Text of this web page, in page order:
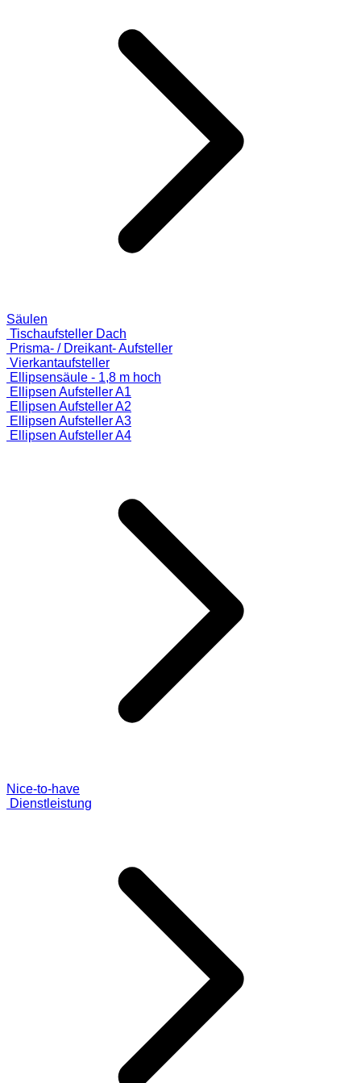
Säulen
Tischaufsteller Dach
Prisma- / Dreikant- Aufsteller
Vierkantaufsteller
Ellipsensäule - 1,8 m hoch
Ellipsen Aufsteller A1
Ellipsen Aufsteller A2
Ellipsen Aufsteller A3
Ellipsen Aufsteller A4
Nice-to-have
Dienstleistung